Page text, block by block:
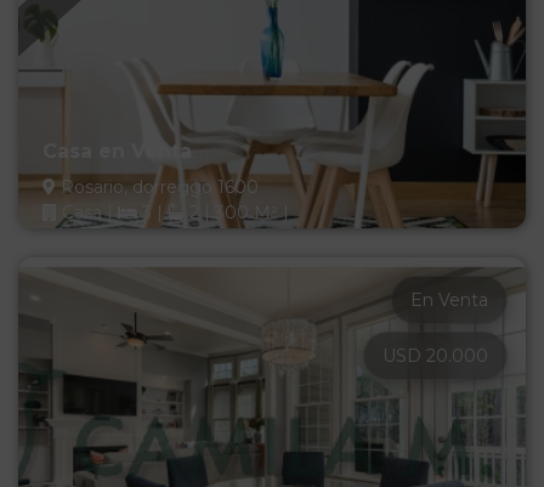
Casa en Venta
Rosario, dorreggo 1600
Casa| 3 | 2| 300 M²|
En Venta
USD 20.000